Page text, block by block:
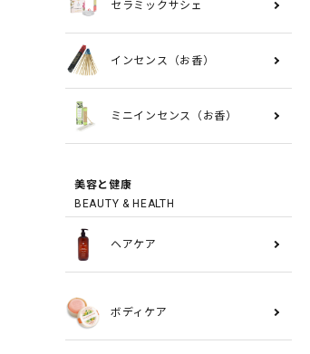
セラミックサシェ
インセンス（お香）
ミニインセンス（お香）
美容と健康
BEAUTY & HEALTH
ヘアケア
ボディケア